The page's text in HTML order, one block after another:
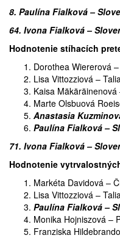
8. Paulína Fialková –
64. Ivona Fialková –
Hodnotenie stíhacích
Dorothea Wiererová
Lisa Vittozziová –
Kaisa
Marte Olsbuová
Anastasia
Paulína Fialková –
71. Ivona Fialková –
Hodnotenie
Markéta Davidová –
Lisa Vittozziová –
Paulína Fialková –
Monika Hojniszová –
Franziska